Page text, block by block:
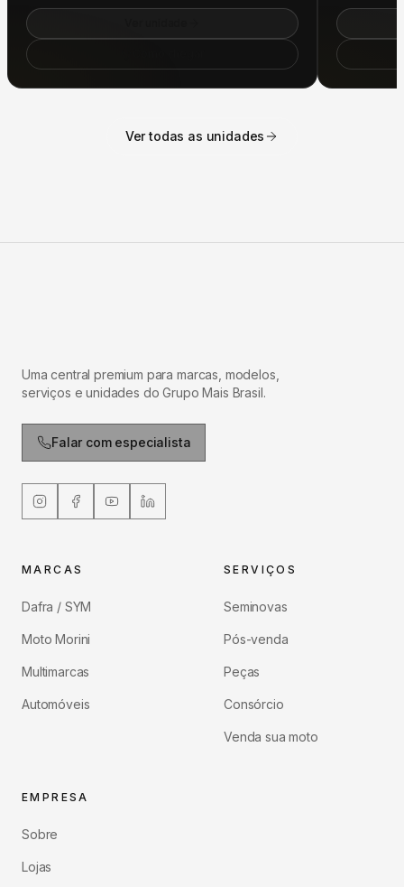
Ver unidade
Como chegar
Ver todas as unidades
Uma central premium para marcas, modelos,
serviços e unidades do Grupo Mais Brasil.
Falar com especialista
MARCAS
Dafra / SYM
Moto Morini
Multimarcas
Automóveis
SERVIÇOS
Seminovas
Pós-venda
Peças
Consórcio
Venda sua moto
EMPRESA
Sobre
Lojas